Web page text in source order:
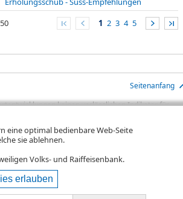
eine optimal bedienbare Web-Seite
sie ablehnen.
Volks- und Raiffeisenbank.
erlauben
50 1 2 3 4 5
Seitenanfang
keinen verlässlichen Indikator für
sind Transaktionskosten (wie z.B.
Oftmals kommen auch noch
bereinigte Wertentwicklung bzw.
errechnen. Falls Kurse in Fremdwährung notieren,